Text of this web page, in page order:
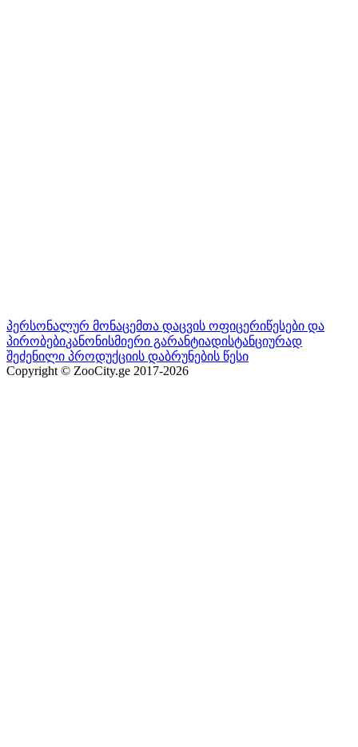
პერსონალურ მონაცემთა დაცვის ოფიცერიწესები და
პირობებიკანონისმიერი გარანტიადისტანციურად
შეძენილი პროდუქციის დაბრუნების წესი
Copyright © ZooCity.ge 2017-2026